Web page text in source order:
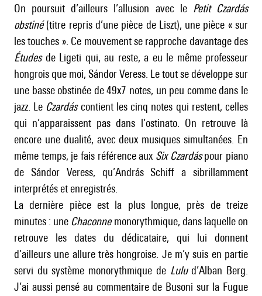
On poursuit d’ailleurs l’allusion avec le Petit Czardás
obstiné(titre repris d’une pièce de Liszt), une pièce « sur
les touches ». Ce mouvement se rapproche davantage des
Étudesde Ligeti qui, au reste, a eu le même professeur
hongrois que moi, Sándor Veress . Le tout se développe sur
une basse obstinée de 49x7 notes, un peu comme dans le
jazz. Le Czardáscontient les cinq notes qui restent, celles
qui n’apparaissent pas dans l’ostinato. On retrouve là
encore une dualité, avec deux musiques simultanées. En
même temps, je fais référence aux Six Czardáspour piano
de Sándor Veress, qu’András Schiff a sibrillamment
interprétés et enregistrés.
La dernière pièce est la plus longue, près de treize
minutes : une Chaconnemonorythmique, dans laquelle on
retrouve les dates du dédicataire, qui lui donnent
d’ailleurs une allure très hongroise. Je m’y suis en partie
servi du système monorythmique de Lulud’Alban Berg
J’ai aussi pensé au commentaire de Busoni sur la Fugue